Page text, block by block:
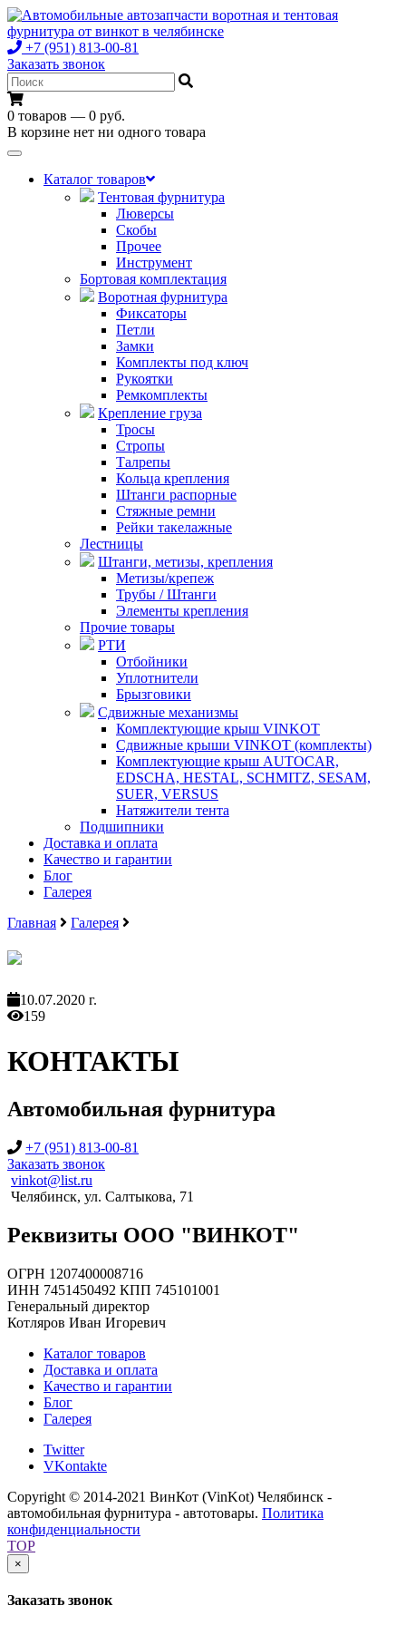
+7 (951) 813-00-81
Заказать звонок
0 товаров — 0 руб.
В корзине нет ни одного товара
Toggle
navigationКаталог товаров
Тентовая фурнитура
Люверсы
Скобы
Прочее
Инструмент
Бортовая комплектация
Воротная фурнитура
Фиксаторы
Петли
Замки
Комплекты под ключ
Рукоятки
Ремкомплекты
Крепление груза
Тросы
Стропы
Талрепы
Кольца крепления
Штанги распорные
Стяжные ремни
Рейки такелажные
Лестницы
Штанги, метизы, крепления
Метизы/крепеж
Трубы / Штанги
Элементы крепления
Прочие товары
РТИ
Отбойники
Уплотнители
Брызговики
Сдвижные механизмы
Комплектующие крыш VINKOT
Сдвижные крыши VINKOT (комплекты)
Комплектующие крыш AUTOCAR,
EDSCHA, HESTAL, SCHMITZ, SESAM,
SUER, VERSUS
Натяжители тента
Подшипники
Доставка и оплата
Качество и гарантии
Блог
Галерея
Главная
Галерея
10.07.2020 г.
159
КОНТАКТЫ
Автомобильная фурнитура
+7 (951) 813-00-81
Заказать звонок
vinkot@list.ru
Челябинск, ул. Салтыкова, 71
Реквизиты ООО "ВИНКОТ"
ОГРН 1207400008716
ИНН 7451450492 КПП 745101001
Генеральный директор
Котляров Иван Игоревич
Каталог товаров
Доставка и оплата
Качество и гарантии
Блог
Галерея
Twitter
VKontakte
Copyright © 2014-2021 ВинКот (VinKot) Челябинск -
автомобильная фурнитура - автотовары. Политика
конфиденциальности
TOP
×
Заказать звонок